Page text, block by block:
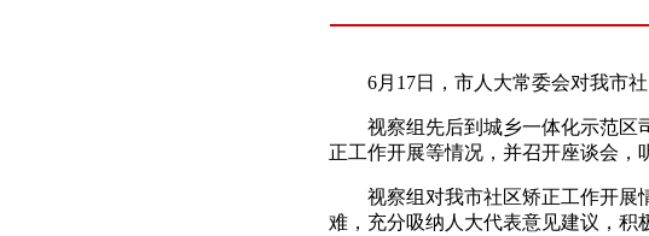
6月17日，市人大常委会对我市社
视察组先后到城乡一体化示范区司
正工作开展等情况，并召开座谈会，
视察组对我市社区矫正工作开展情
难，充分吸纳人大代表意见建议，积